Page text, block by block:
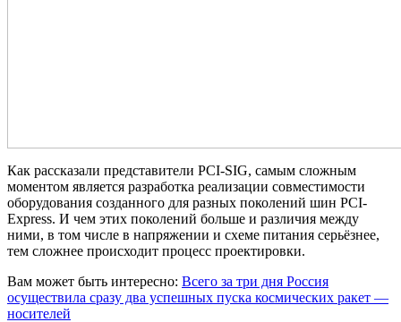
Как рассказали представители PCI-SIG, самым сложным
моментом является разработка реализации совместимости
оборудования созданного для разных поколений шин PCI-
Express. И чем этих поколений больше и различия между
ними, в том числе в напряжении и схеме питания серьёзнее,
тем сложнее происходит процесс проектировки.
Вам может быть интересно: Всего за три дня Россия
осуществила сразу два успешных пуска космических ракет —
носителей